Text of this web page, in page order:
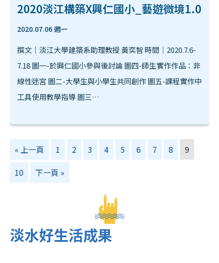
2020淡江構築X興仁國小_藝遊微境1.0
2020.07.06 週一
撰文｜淡江大學建築系助理教授 黃奕智 時間｜2020.7.6-
7.18 圖一-於興仁國小參與後討論 圖四-師生實作作品：非
線性迷宮 圖二-大學生與小學生共同創作 圖五-課程實作中
工具使用教學指導 圖三…
« 上一頁 1 2 3 4 5 6 7 8
9
10
下一頁 »
淡水好生活成果